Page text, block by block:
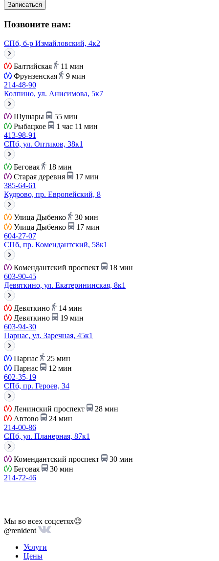
Записаться
Позвоните нам:
СПб, б-р Измайловский, 4к2
Балтийская
11 мин
Фрунзенская
9 мин
214-48-90
Колпино, ул. Анисимова, 5к7
Шушары
55 мин
Рыбацкое
1 час 11 мин
413-98-91
СПб, ул. Оптиков, 38к1
Беговая
18 мин
Старая деревня
17 мин
385-64-61
Кудрово, пр. Европейский, 8
Улица Дыбенко
30 мин
Улица Дыбенко
17 мин
604-27-07
СПб, пр. Комендантский, 58к1
Комендантский проспект
18 мин
603-90-45
Девяткино, ул. Екатерининская, 8к1
Девяткино
14 мин
Девяткино
19 мин
603-94-30
Парнас, ул. Заречная, 45к1
Парнас
25 мин
Парнас
12 мин
602-35-19
СПб, пр. Героев, 34
Ленинский проспект
28 мин
Автово
24 мин
214-00-86
СПб, ул. Планерная, 87к1
Комендантский проспект
30 мин
Беговая
30 мин
214-72-46
Мы во всех соцсетях😉
@renident
Услуги
Цены